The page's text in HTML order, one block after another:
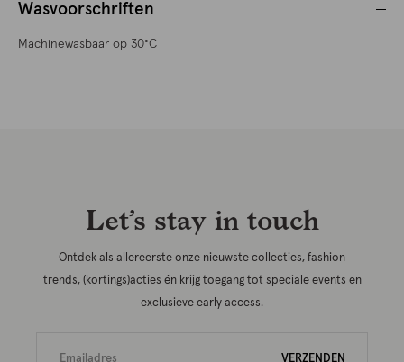
Wasvoorschriften
Machinewasbaar op 30°C
Let’s stay in touch
Ontdek als allereerste onze nieuwste collecties, fashion
trends, (kortings)acties én krijg toegang tot speciale events en
exclusieve early access.
VERZENDEN